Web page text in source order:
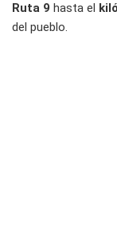
Ruta 9 hasta el
del pueblo.